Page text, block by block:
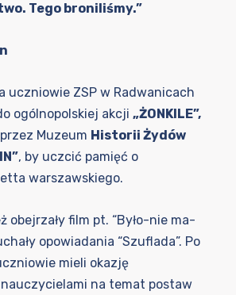
Tego broniliśmy.”
uczniowie ZSP w Radwanicach
ogólnopolskiej akcji „ŻONKILE”,
Muzeum Historii Żydów
, by uczcić pamięć o
warszawskiego.
obejrzały film pt. “Było-nie ma-
opowiadania “Szuflada”. Po
mieli okazję
na temat postaw